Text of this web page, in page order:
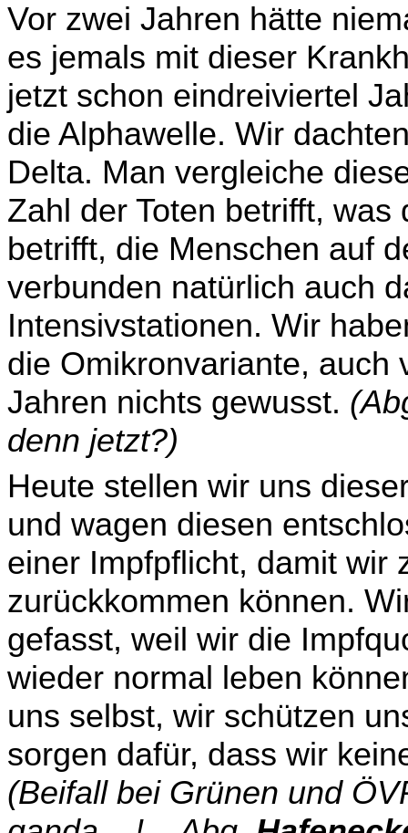
Vor zwei Jahren hätte
es jemals mit dieser
jetzt schon eindreiviertel
die Alphawelle. Wir
Delta. Man vergleiche
Zahl der Toten betrifft,
betrifft, die Menschen auf
verbunden natürlich auch
Intensivstationen. Wir
die Omikronvariante, auch
Jahren nichts gewusst.
denn jetzt?)
Heute stellen wir uns
und wagen diesen
einer Impfpflicht, damit wir
zurückkommen können.
gefasst, weil wir die
wieder normal leben
uns selbst, wir schützen
sorgen dafür, dass wir
(Beifall bei Grünen und